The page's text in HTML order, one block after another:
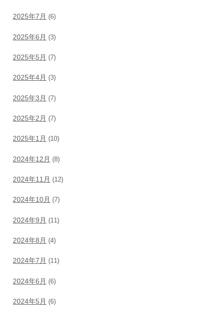
2025年7月 (6)
2025年6月 (3)
2025年5月 (7)
2025年4月 (3)
2025年3月 (7)
2025年2月 (7)
2025年1月 (10)
2024年12月 (8)
2024年11月 (12)
2024年10月 (7)
2024年9月 (11)
2024年8月 (4)
2024年7月 (11)
2024年6月 (6)
2024年5月 (6)